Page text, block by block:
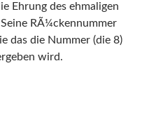
Ehrung des ehmaligen
RÃ¼ckennummer
das die Nummer (die 8)
wird.